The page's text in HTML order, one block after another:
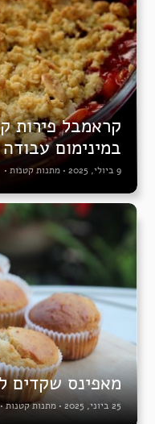
קראמבל פירות
במינימום עבודה
9 ביולי, 2025 • מתנות קטנות •
מאפינס שקדים
25 ביוני, 2025 • מתנות קטנות•